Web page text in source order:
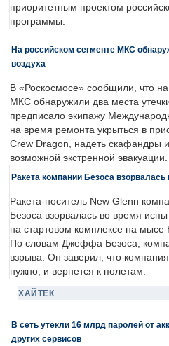
приоритетным проектом
программы.
На российском сегменте МКС
воздуха
В «Роскосмосе» сообщили, что
МКС обнаружили два места
предписало экипажу
на время ремонта укрыться в
Crew Dragon, надеть скафандры
возможной экстренной эвакуации.
Ракета компании Безоса
Ракета-носитель New Glenn
Безоса взорвалась во время
на стартовом комплексе на
По словам Джеффа Безоса,
взрыва. Он заверил, что
нужно, и вернется к полетам.
ХАЙТЕК
В сеть утекли 16 млрд паролей от
других сервисов